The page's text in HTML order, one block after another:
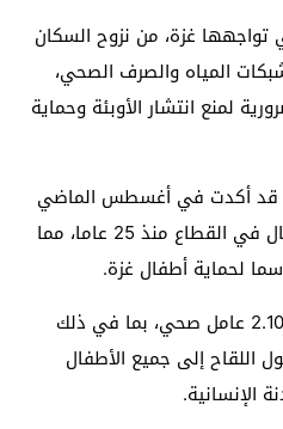
غزة، من نزوح السكان
المياه والصرف الصحي،
لمنع انتشار الأوبئة وحماية
قد أكدت في أغسطس الماضي
تسجيل أول إصابة بشلل الأطفال في القطاع منذ 25 عاما، مما
لحماية أطفال غزة.
ويشارك في الحملة أكثر من 2.100 عامل صحي، بما في ذلك
اللقاح إلى جميع الأطفال
الإنسانية.